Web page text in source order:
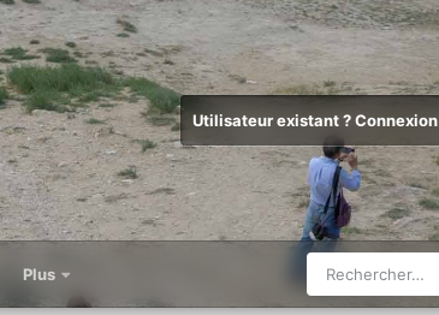
Utilisateur existant ? Connexion
Plus